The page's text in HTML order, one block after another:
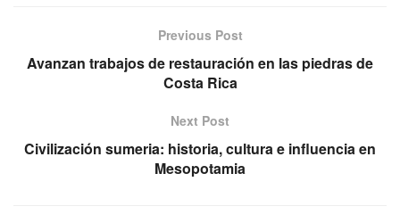
Previous Post
Avanzan trabajos de restauración en las piedras de
Costa Rica
Next Post
Civilización sumeria: historia, cultura e influencia en
Mesopotamia